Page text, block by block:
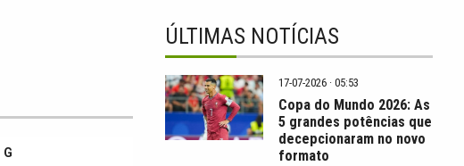
G
ÚLTIMAS NOTÍCIAS
17-07-2026 · 05:53
Copa do Mundo 2026: As
5 grandes potências que
decepcionaram no novo
formato